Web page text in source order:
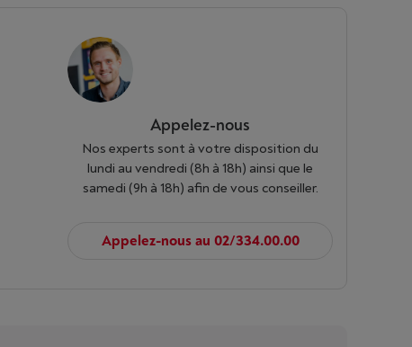
Appelez-nous
Nos experts sont à votre disposition du
lundi au vendredi (8h à 18h) ainsi que le
samedi (9h à 18h) afin de vous conseiller.
Appelez-nous au 02/334.00.00